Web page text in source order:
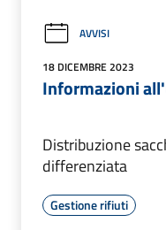
AVVISI
18 DICEMBRE 2023
Informazioni
Distribuzione
differenziata
Gestione rifiuti